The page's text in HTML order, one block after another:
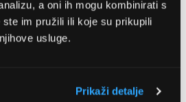
a oni ih mogu kombinirati s
im pružili ili koje su prikupili
usluge.
Prikaži detalje